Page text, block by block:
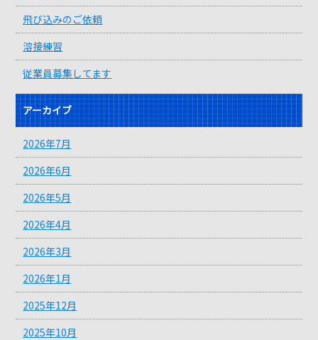
飛び込みのご依頼
溶接練習
従業員募集してます
アーカイブ
2026年7月
2026年6月
2026年5月
2026年4月
2026年3月
2026年1月
2025年12月
2025年10月